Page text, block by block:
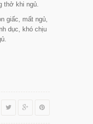
thở khi ngủ.
giấc, mất ngủ,
dục, khó chịu